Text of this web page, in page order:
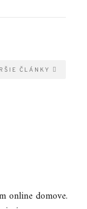
ČLÁNKY
online domove.